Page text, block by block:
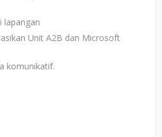
lapangan
Unit A2B dan Microsoft
komunikatif.